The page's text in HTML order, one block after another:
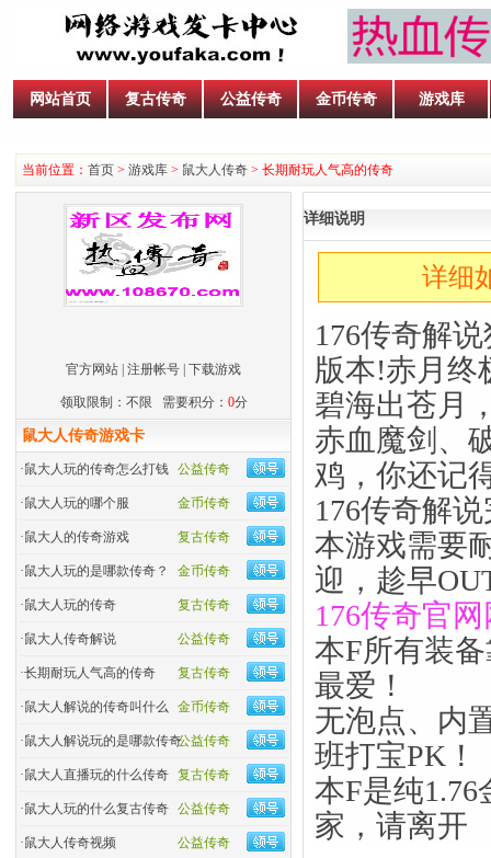
网站首页 复古传奇 公益传奇 金币传奇 游戏库
当前位置： 首页 > 游戏库 > 鼠大人传奇 > 长期耐玩人气高的传奇
官方网站 注册帐号 下载游戏
领取限制：不限 需要积分： 0分
鼠大人传奇游戏卡
公益传奇
·鼠大人玩的传奇怎么打钱
金币传奇
·鼠大人玩的哪个服
复古传奇
·鼠大人的传奇游戏
金币传奇
·鼠大人玩的是哪款传奇？
复古传奇
·鼠大人玩的传奇
公益传奇
·鼠大人传奇解说
复古传奇
·长期耐玩人气高的传奇
金币传奇
·鼠大人解说的传奇叫什么
公益传奇
·鼠大人解说玩的是哪款传奇
复古传奇
·鼠大人直播玩的什么传奇
公益传奇
·鼠大人玩的什么复古传奇
公益传奇
·鼠大人传奇视频
详细说明
详细
176传奇解
版本!赤月终
碧海出苍月
赤血魔剑、
鸡，你还记
176传奇解
本游戏需要
迎，趁早
176传奇官网
本F所有装
最爱！
无泡点、内
班打宝PK！
本F是纯
家，请离开